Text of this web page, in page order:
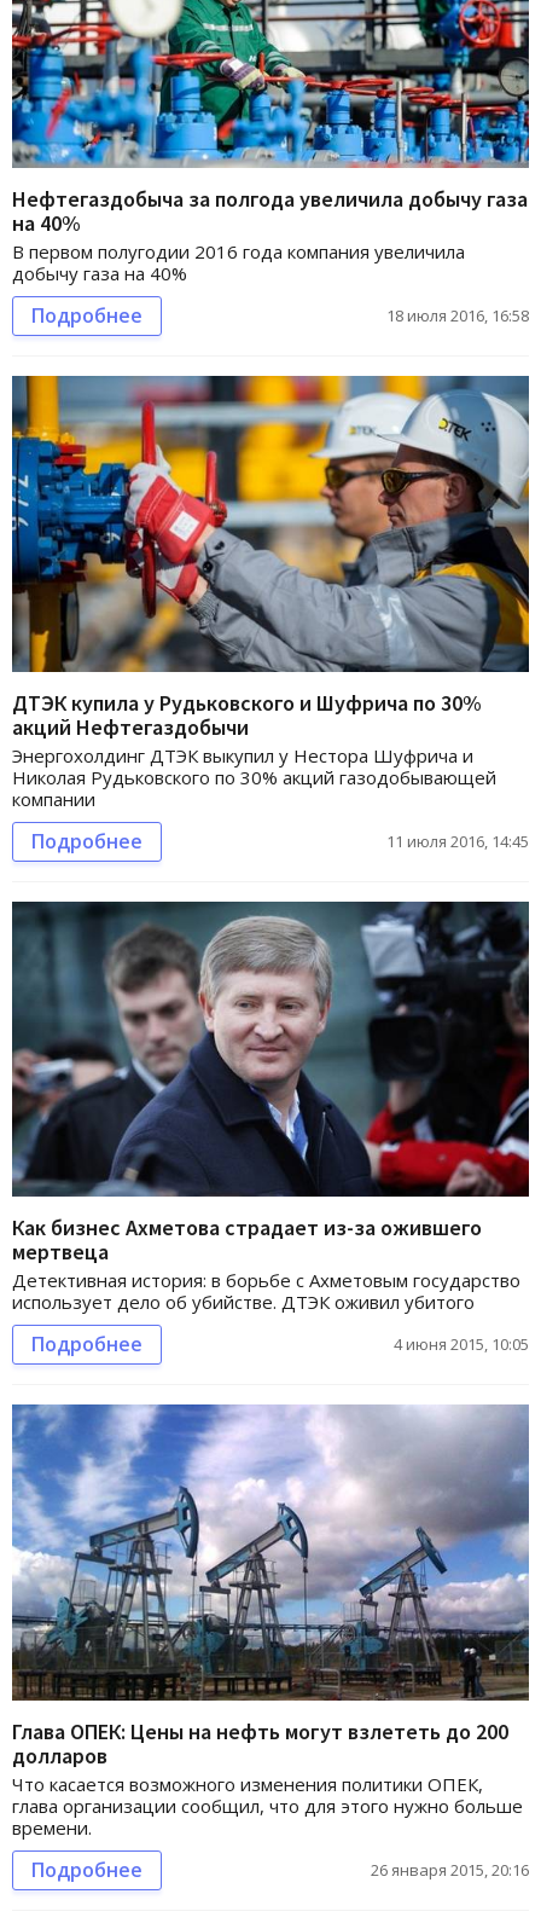
Нефтегаздобыча за полгода увеличила добычу газа
на 40%
В первом полугодии 2016 года компания увеличила
добычу газа на 40%
Подробнее 18 июля 2016, 16:58
ДТЭК купила у Рудьковского и Шуфрича по 30%
акций Нефтегаздобычи
Энергохолдинг ДТЭК выкупил у Нестора Шуфрича и
Николая Рудьковского по 30% акций газодобывающей
компании
Подробнее 11 июля 2016, 14:45
Как бизнес Ахметова страдает из-за ожившего
мертвеца
Детективная история: в борьбе с Ахметовым государство
использует дело об убийстве. ДТЭК оживил убитого
Подробнее 4 июня 2015, 10:05
Глава ОПЕК: Цены на нефть могут взлететь до 200
долларов
Что касается возможного изменения политики ОПЕК,
глава организации сообщил, что для этого нужно больше
времени.
Подробнее 26 января 2015, 20:16